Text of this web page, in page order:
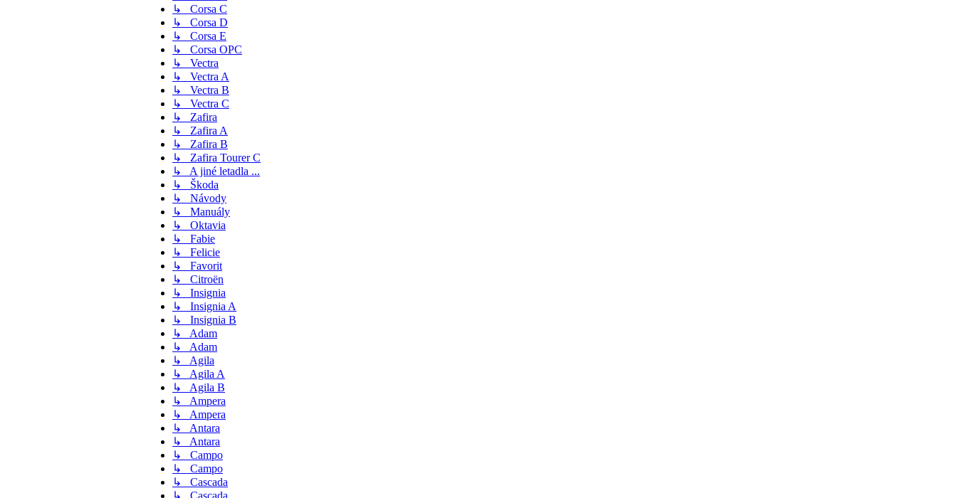
↳ Corsa C
↳ Corsa D
↳ Corsa E
↳ Corsa OPC
↳ Vectra
↳ Vectra A
↳ Vectra B
↳ Vectra C
↳ Zafira
↳ Zafira A
↳ Zafira B
↳ Zafira Tourer C
↳ A jiné letadla ...
↳ Škoda
↳ Návody
↳ Manuály
↳ Oktavia
↳ Fabie
↳ Felicie
↳ Favorit
↳ Citroën
↳ Insignia
↳ Insignia A
↳ Insignia B
↳ Adam
↳ Adam
↳ Agila
↳ Agila A
↳ Agila B
↳ Ampera
↳ Ampera
↳ Antara
↳ Antara
↳ Campo
↳ Campo
↳ Cascada